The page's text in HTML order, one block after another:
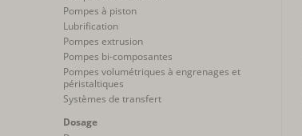
Pompes à piston
Lubrification
Pompes extrusion
Pompes bi-composantes
Pompes volumétriques à engrenages et
péristaltiques
Systèmes de transfert
Dosage